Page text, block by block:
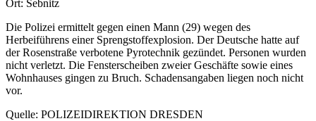
Ort: Sebnitz
Die Polizei ermittelt gegen einen Mann (29) wegen des
Herbeiführens einer Sprengstoffexplosion. Der Deutsche hatte auf
der Rosenstraße verbotene Pyrotechnik gezündet. Personen wurden
nicht verletzt. Die Fensterscheiben zweier Geschäfte sowie eines
Wohnhauses gingen zu Bruch. Schadensangaben liegen noch nicht
vor.
Quelle: POLIZEIDIREKTION DRESDEN